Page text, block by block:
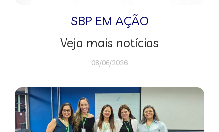
SBP EM AÇÃO
Veja mais notícias
08/06/2026